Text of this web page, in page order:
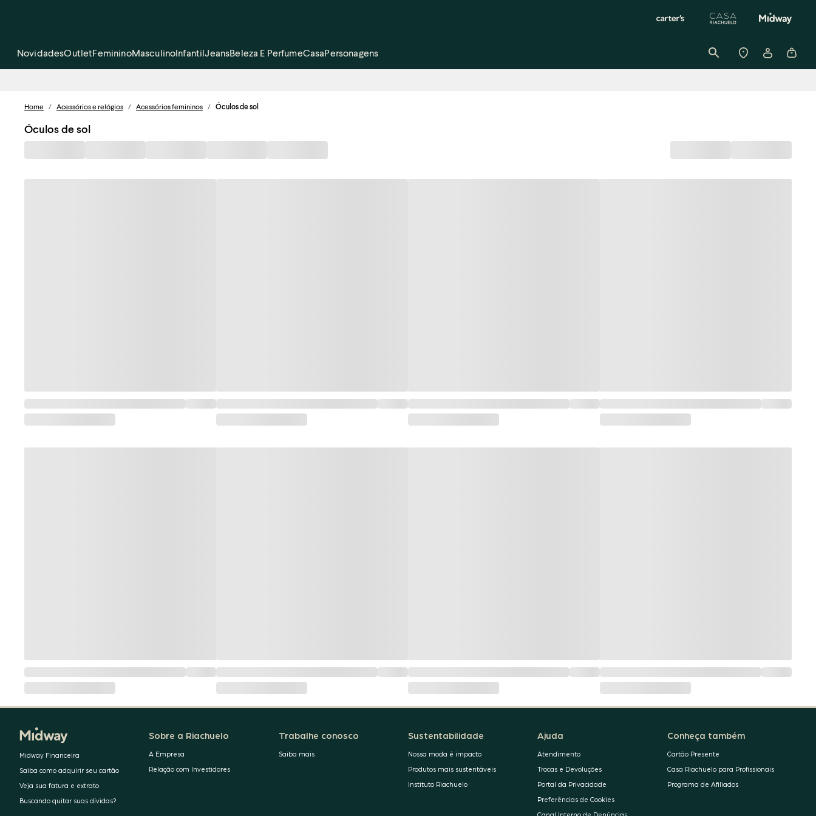
NovidadesOutletFemininoMasculinoInfantilJeansBeleza E PerfumeCasaPersonagens
Home / Acessórios e relógios / Acessórios femininos / Óculos de sol
Óculos de sol
Midway Financeira
Saiba como adquirir seu cartão
Veja sua fatura e extrato
Buscando quitar suas dívidas?
Sobre a Riachuelo
A Empresa
Relação com Investidores
Trabalhe conosco
Saiba mais
Sustentabilidade
Nossa moda é impacto
Produtos mais sustentáveis
Instituto Riachuelo
Ajuda
Atendimento
Trocas e Devoluções
Portal da Privacidade
Preferências de Cookies
Conheça também
Cartão Presente
Casa Riachuelo para Profissionais
Programa de Afiliados